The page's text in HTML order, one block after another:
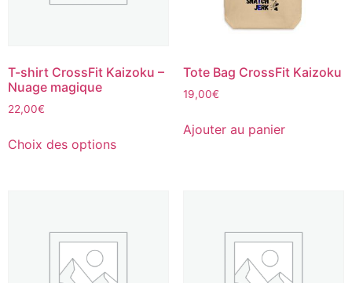
T-shirt CrossFit Kaizoku –
Nuage magique
22,00€
Choix des options
Tote Bag CrossFit Kaizoku
19,00€
Ajouter au panier